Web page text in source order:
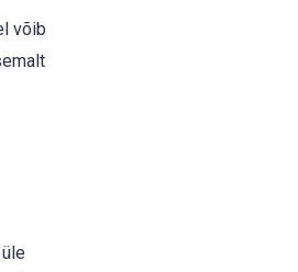
võib